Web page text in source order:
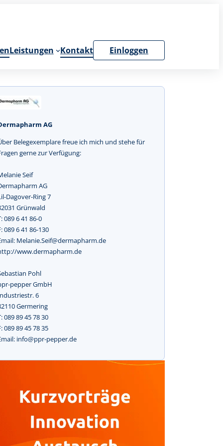
Leistungen Kontakt Einloggen
AG
Belegexemplare freue ich mich und stehe für
gerne zur Verfügung:
Seif
AG
Dagover-Ring 7
Grünwald
089 6 41 86-0
089 6 41 86-130
Melanie.Seif@dermapharm.de
www.dermapharm.de
Pohl
pepper GmbH
6
Germering
089 89 45 78 30
089 89 45 78 35
info@ppr-pepper.de